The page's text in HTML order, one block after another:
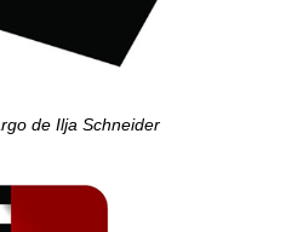
de Ilja Schneider